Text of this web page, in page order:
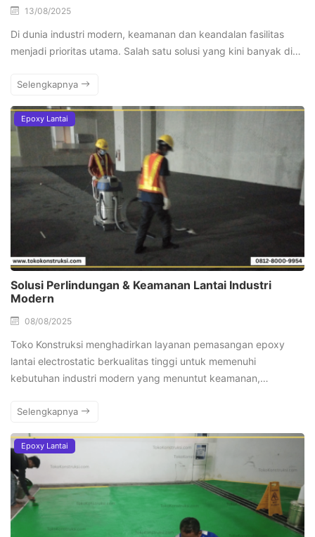
13/08/2025
Di dunia industri modern, keamanan dan keandalan fasilitas
menjadi prioritas utama. Salah satu solusi yang kini banyak di…
Selengkapnya
Epoxy Lantai
Solusi Perlindungan & Keamanan Lantai Industri
Modern
08/08/2025
Toko Konstruksi menghadirkan layanan pemasangan epoxy
lantai electrostatic berkualitas tinggi untuk memenuhi
kebutuhan industri modern yang menuntut keamanan,…
Selengkapnya
Epoxy Lantai